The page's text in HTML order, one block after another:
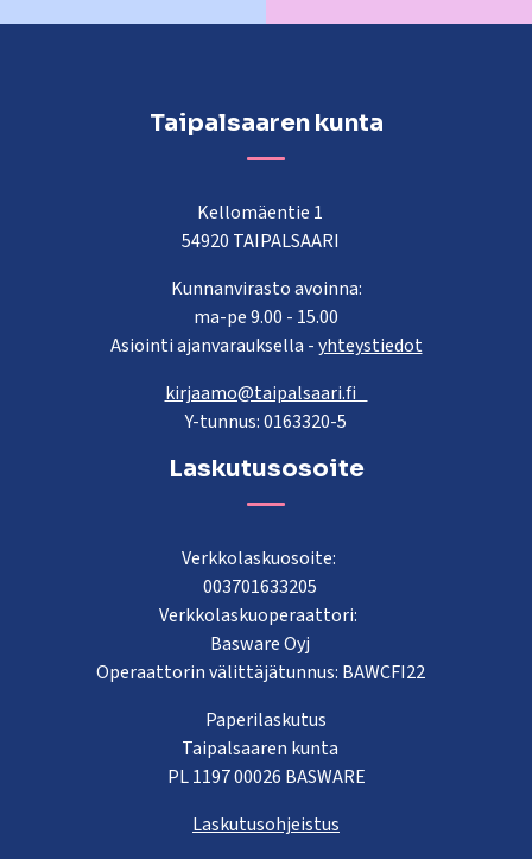
Taipalsaaren kunta
Kellomäentie 1
54920 TAIPALSAARI
Kunnanvirasto avoinna:
ma-pe 9.00 - 15.00
Asiointi ajanvarauksella -yhteystiedot
kirjaamo@taipalsaari.fi
Y-tunnus: 0163320-5
Laskutusosoite
Verkkolaskuosoite:
003701633205
Verkkolaskuoperaattori:
Basware Oyj
Operaattorin välittäjätunnus: BAWCFI22
Paperilaskutus
Taipalsaaren kunta
PL 1197 00026 BASWARE
Laskutusohjeistus